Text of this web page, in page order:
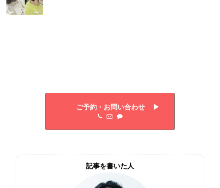
ご予約・お問い合わせ ▶︎
記事を書いた人